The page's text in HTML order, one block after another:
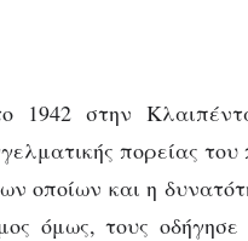
1942 στην
πορείας του
οποίων και η
όμως, τους οδήγησε